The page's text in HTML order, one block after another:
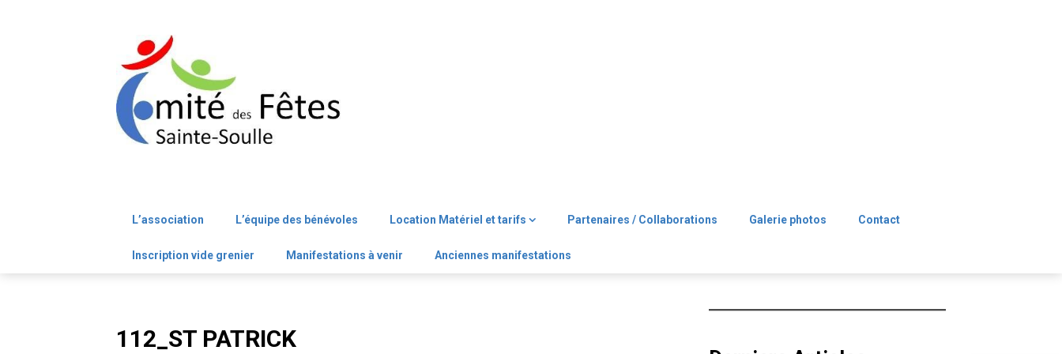
L’association L’équipe des bénévoles Location Matériel et tarifs Partenaires / Collaborations Galerie photos Contact
Inscription vide grenier Manifestations à venir Anciennes manifestations
112_ST PATRICK